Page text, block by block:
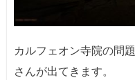
カルフェオン寺院の問
さんが出てきます。